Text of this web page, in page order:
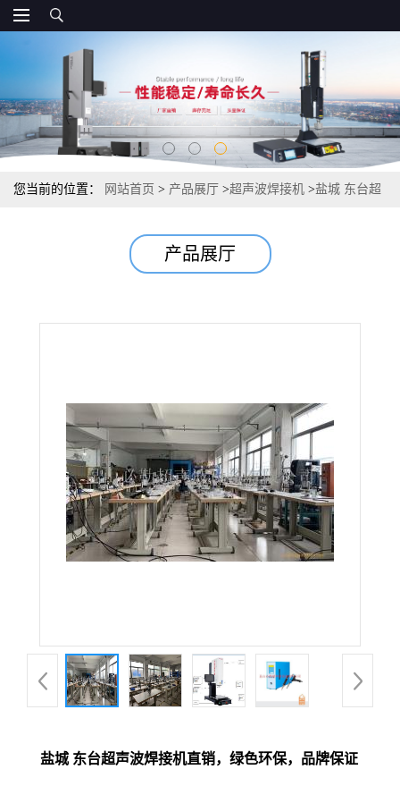
您当前的位置： 网站首页 > 产品展厅 >超声波焊接机 >盐城 东台超
产品展厅
盐城 东台超声波焊接机直销，绿色环保，品牌保证